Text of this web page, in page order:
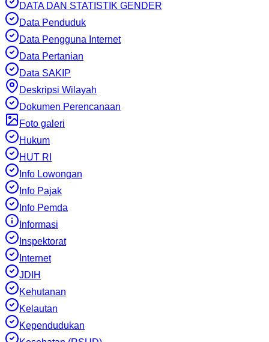
DATA DAN STATISTIK GENDER
Data Penduduk
Data Pengguna Internet
Data Pertanian
Data SAKIP
Deskripsi Wilayah
Dokumen Perencanaan
Foto galeri
Hukum
HUT RI
Info Lowongan
Info Pajak
Info Pemda
Informasi
Inspektorat
Internet
JDIH
Kehutanan
Kelautan
Kependudukan